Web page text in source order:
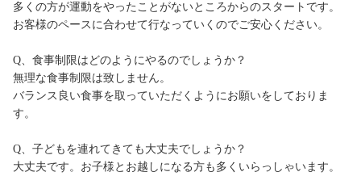
多くの方が運動をやったことがないところからのスタートです。
お客様のペースに合わせて行なっていくのでご安心ください。
Q、食事制限はどのようにやるのでしょうか？
無理な食事制限は致しません。
バランス良い食事を取っていただくようにお願いをしておりま
す。
Q、子どもを連れてきても大丈夫でしょうか？
大丈夫です。お子様とお越しになる方も多くいらっしゃいます。